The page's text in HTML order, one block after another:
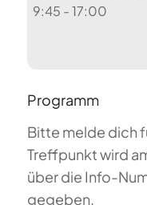
9:45 - 17:00
Programm
Bitte melde dich
Treffpunkt wird
über die Info-
gegeben.